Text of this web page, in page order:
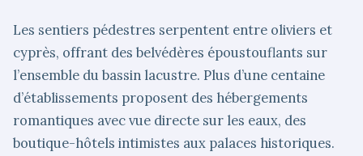
Les sentiers pédestres serpentent entre oliviers et
cyprès, offrant des belvédères époustouflants sur
l’ensemble du bassin lacustre. Plus d’une centaine
d’établissements proposent des hébergements
romantiques avec vue directe sur les eaux, des
boutique-hôtels intimistes aux palaces historiques.